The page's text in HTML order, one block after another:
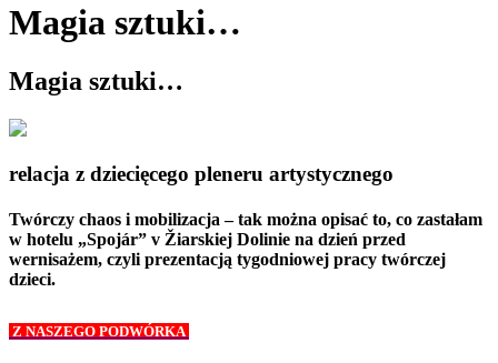
Magia sztuki…
Magia sztuki…
relacja z dziecięcego pleneru artystycznego
Twórczy chaos i mobilizacja – tak można opisać to, co zastałam
w hotelu „Spojár” v Žiarskiej Dolinie na dzień przed
wernisażem, czyli prezentacją tygodniowej pracy twórczej
dzieci.
Z NASZEGO PODWÓRKA